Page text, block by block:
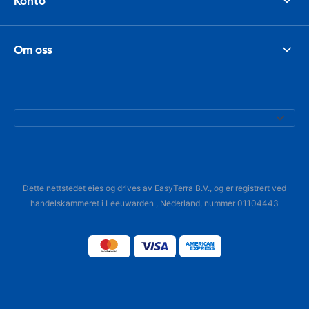
Om oss
Dette nettstedet eies og drives av EasyTerra B.V., og er registrert ved
handelskammeret i Leeuwarden , Nederland, nummer 01104443